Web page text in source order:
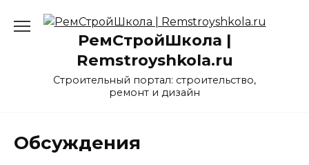
РемСтройШкола |
Remstroyshkola.ru
Строительный портал: строительство,
ремонт и дизайн
Обсуждения